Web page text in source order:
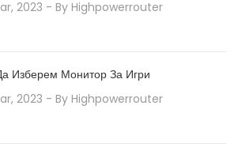
2023 - By Highpowerrouter
Изберем Монитор За Игри
2023 - By Highpowerrouter